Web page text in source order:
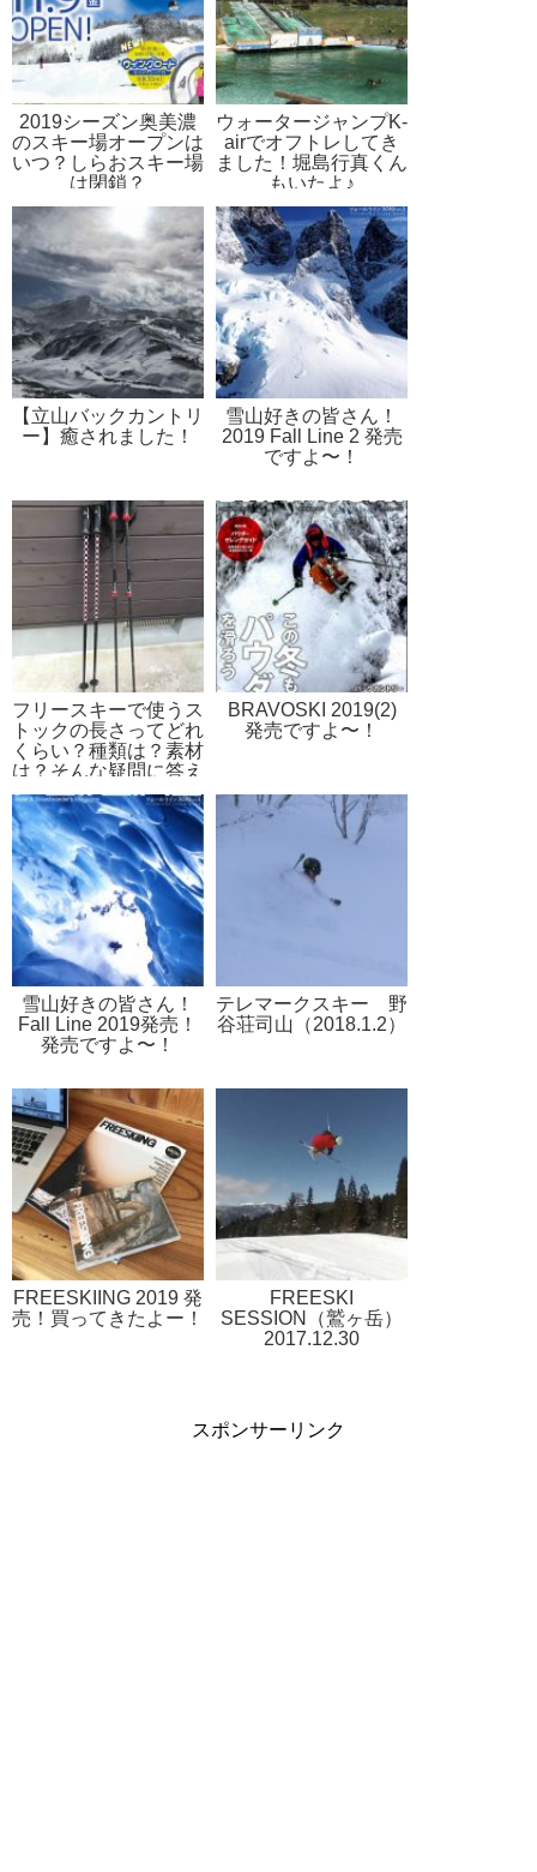
2019シーズン奥美濃
のスキー場オープンは
いつ？しらおスキー場
は閉鎖？
ウォータージャンプK-
airでオフトレしてき
ました！堀島行真くん
もいたよ♪
【立山バックカントリ
ー】癒されました！
雪山好きの皆さん！
2019 Fall Line 2 発売
ですよ〜！
フリースキーで使うス
トックの長さってどれ
くらい？種類は？素材
は？そんな疑問に答え
ます！
BRAVOSKI 2019(2)
発売ですよ〜！
雪山好きの皆さん！
Fall Line 2019発売！
発売ですよ〜！
テレマークスキー 野
谷荘司山（2018.1.2）
FREESKIING 2019 発
売！買ってきたよー！
FREESKI
SESSION（鷲ヶ岳）
2017.12.30
スポンサーリンク